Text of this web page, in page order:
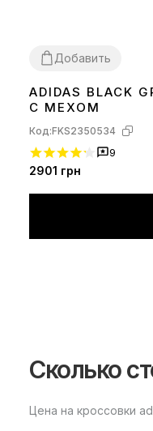
Добавить
41 44
ADIDAS BLACK
С МЕХОМ
Код:FKS2350534
9
2901 грн
Сколько
Цена на кроссовки